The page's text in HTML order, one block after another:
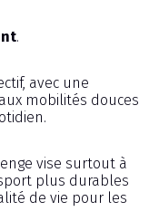
.
avec une
mobilités douces
vise surtout à
plus durables
de vie pour les